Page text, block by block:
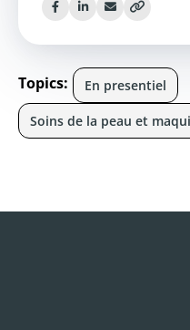
Topics: En presentiel
Soins de la peau et